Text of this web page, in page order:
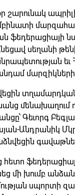
շարունակ
ֆեդերացիայի
սեղանի
մենախաղում
Գեւորգ
Անդրանիկ
հետո
մի խումբ
սպորտի